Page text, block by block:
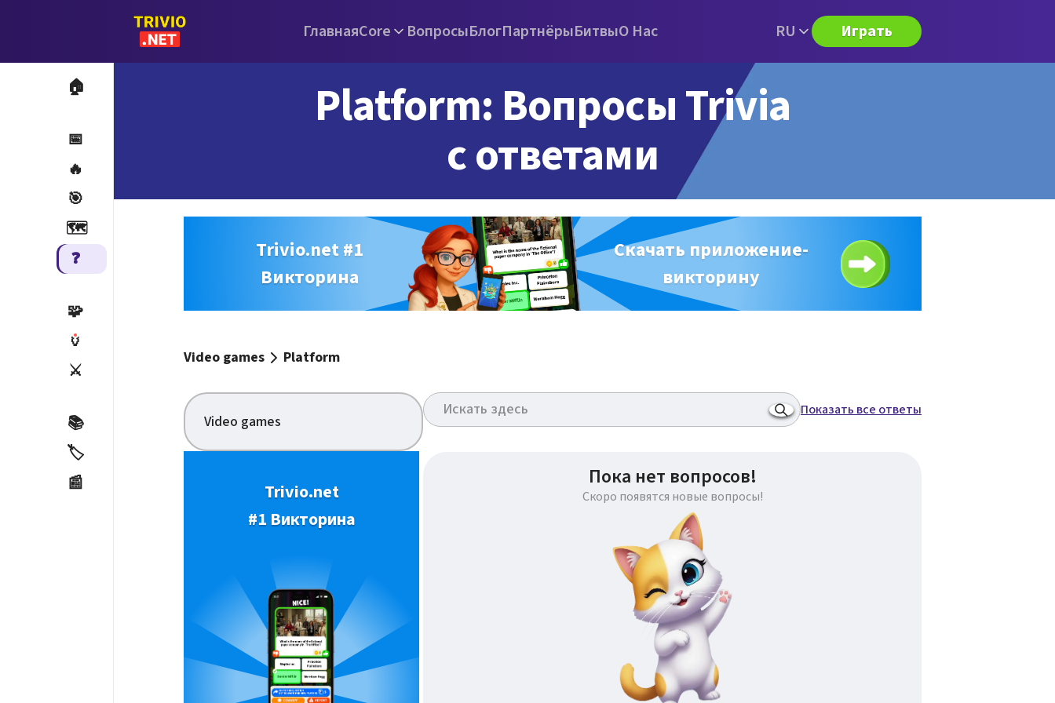
ГлавнаяCore ВопросыБлогПартнёрыБитвыО Нас RU Играть
🏠
📅
🔥
🎯
🗺️
❓
🧩
🏺
⚔️
📚
🏷️
📰
Platform: Вопросы Trivia
с ответами
Trivio.net #1
Викторина
Скачать приложение-
викторину
Video games Platform
Video games
Trivio.net
#1 Викторина
Показать все ответы
Пока нет вопросов!
Скоро появятся новые вопросы!